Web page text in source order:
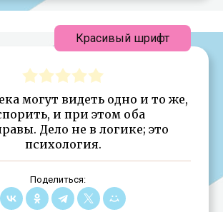
могут видеть одно и то же,
и при этом оба
Дело не в логике; это
психология.
Поделиться:
Красивый шрифт